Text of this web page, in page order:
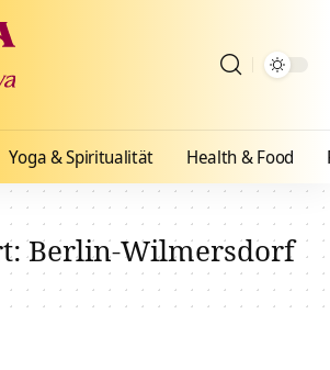
Yoga & Spiritualität Health & Food
Berlin-Wilmersdorf